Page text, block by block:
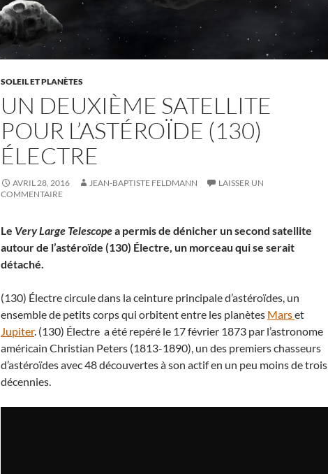
SOLEIL ET PLANÈTES
UN DEUXIÈME SATELLITE
POUR L’ASTÉROÏDE (130)
ÉLECTRE
AVRIL 28, 2016 JEAN-BAPTISTE FELDMANN
LAISSER UN
COMMENTAIRE
Le Very Large Telescopea permis de dénicher un second satellite
autour de l’astéroïde (130) Électre, un morceau qui se serait
détaché.
(130) Électre circule dans la ceinture principale d’astéroïdes, un
ensemble de petits corps qui orbitent entre les planètes Marset
Jupiter. (130) Électre a été repéré le 17 février 1873 par l’astronome
américain Christian Peters (1813-1890), un des premiers chasseurs
d’astéroïdes avec 48 découvertes à son actif en un peu moins de trois
décennies.